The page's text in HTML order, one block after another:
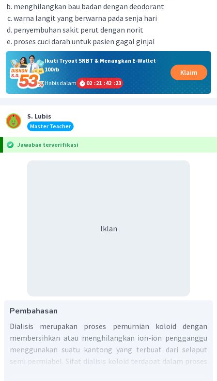
menghilangkan bau badan dengan deodorant
warna langit yang berwarna pada senja hari
penyembuhan sakit perut dengan norit
proses cuci darah untuk pasien gagal ginjal
Ikuti Tryout SNBT & Menangkan E-Wallet
100rb
Habis dalam
02 :21 :42 :23
Klaim
S. Lubis
Master Teacher
Jawaban terverifikasi
Iklan
Pembahasan
Dialisis merupakan proses pemurnian koloid dengan
membersihkan atau menghilangkan ion-ion pengganggu
menggunakan suatu kantong yang terbuat dari selaput
semi permiabel. Sifat dialisis koloid terdapat dalam proses